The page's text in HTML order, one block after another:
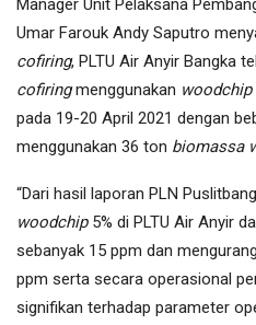
Manager Unit Pelaksana
Umar Farouk Andy Saputro
cofiring, PLTU Air Anyir Bangka
cofiringmenggunakan woodchip
pada 19-20 April 2021 dengan
menggunakan 36 ton biomassa
“Dari hasil laporan PLN
woodchip5% di PLTU Air Anyir
sebanyak 15 ppm dan
ppm serta secara operasional
signifikan terhadap parameter